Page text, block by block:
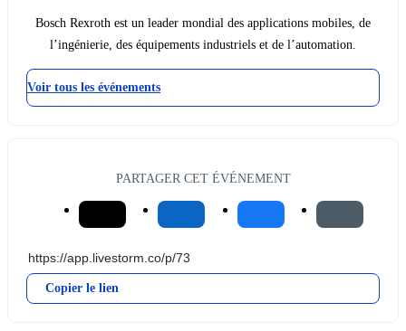
Bosch Rexroth est un leader mondial des applications mobiles, de
l’ingénierie, des équipements industriels et de l’automation.
Voir tous les événements
PARTAGER CET ÉVÉNEMENT
Copier le lien